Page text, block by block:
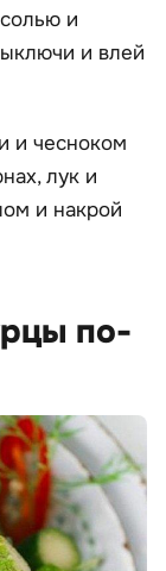
и
и влей
и чесноком
лук и
и накрой
по-